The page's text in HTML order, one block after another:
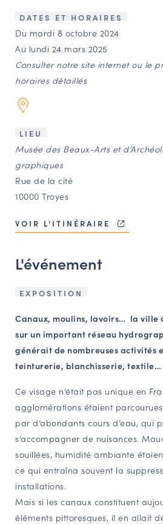
CONTACT
Agenda
Annuaire
Ressources
OFFRES D’EMPLOI ET
BOURSE D’ÉCHANGE
OUTILS EN LIGNE
CARTES DES NAUDIN
Espace acteurs
PORTAIL CULTURE
Comité d'Histoire Régionale
Service Inventaire et Patrimoines de
Amateurs d’histoire et de patrimoine
Responsables de structures
Étudiants & chercheurs
DATES ET HORAIRES
Du mardi 8 octobre 2024
Au lundi 24 mars 2025
Consulter notre site internet ou le
horaires détaillés
LIEU
Musée des Beaux-Arts et
graphiques
Rue de la cité
10000 Troyes
VOIR L'ITINÉRAIRE
L'événement
EXPOSITION
Canaux, moulins, lavoirs… la ville
sur un important réseau
générait de nombreuses activités
teinturerie, blanchisserie, textile…
Ce visage n’était pas unique en
agglomérations étaient
par d’abondants cours d’eau, qui
s’accompagner de nuisances.
souillées, humidité ambiante
ce qui entraîna souvent la
installations.
Mais si les canaux constituent
éléments pittoresques, il en allait